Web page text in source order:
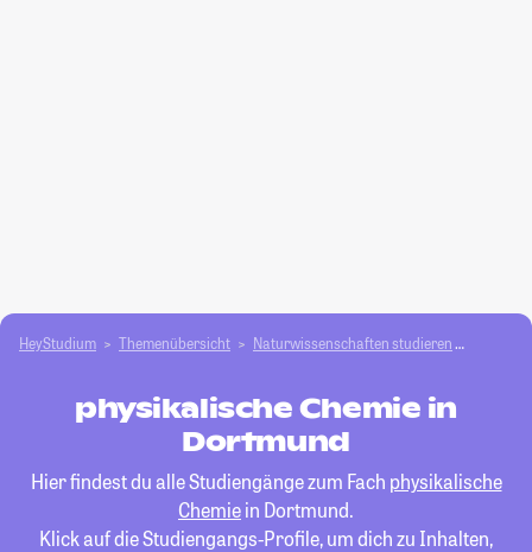
HeyStudium Themenübersicht Natur­wissenschaften studieren
physikalische Chemie in
Dortmund
Hier findest du alle Studiengänge zum Fach physikalische
Chemiein Dortmund.
Klick auf die Studiengangs-Profile, um dich zu Inhalten,